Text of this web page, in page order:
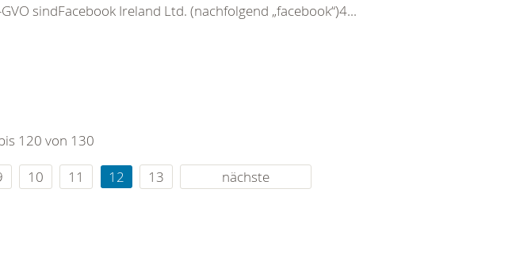
sindFacebook Ireland Ltd. (nachfolgend „facebook“)4...
120 von 130
10 11 12 13 nächste